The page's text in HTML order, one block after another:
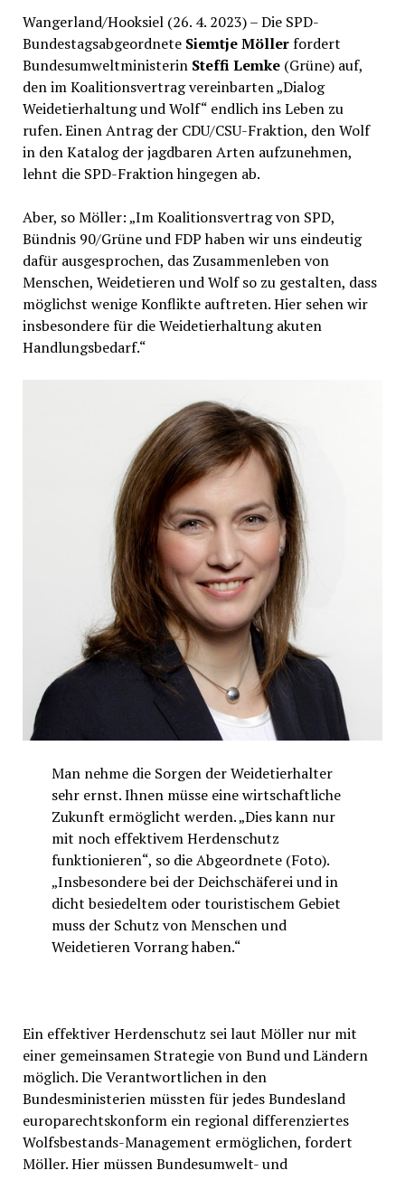
Wangerland/Hooksiel (26. 4. 2023) – Die SPD-
Bundestagsabgeordnete Siemtje Möllerfordert
Bundesumweltministerin Steffi Lemke(Grüne) auf,
den im Koalitionsvertrag vereinbarten „Dialog
Weidetierhaltung und Wolf“ endlich ins Leben zu
rufen. Einen Antrag der CDU/CSU-Fraktion, den Wolf
in den Katalog der jagdbaren Arten aufzunehmen,
lehnt die SPD-Fraktion hingegen ab.
Aber, so Möller: „Im Koalitionsvertrag von SPD,
Bündnis 90/Grüne und FDP haben wir uns eindeutig
dafür ausgesprochen, das Zusammenleben von
Menschen, Weidetieren und Wolf so zu gestalten, dass
möglichst wenige Konflikte auftreten. Hier sehen wir
insbesondere für die Weidetierhaltung akuten
Handlungsbedarf.“
Man nehme die Sorgen der Weidetierhalter
sehr ernst. Ihnen müsse eine wirtschaftliche
Zukunft ermöglicht werden. „Dies kann nur
mit noch effektivem Herdenschutz
funktionieren“, so die Abgeordnete (Foto).
„Insbesondere bei der Deichschäferei und in
dicht besiedeltem oder touristischem Gebiet
muss der Schutz von Menschen und
Weidetieren Vorrang haben.“
Ein effektiver Herdenschutz sei laut Möller nur mit
einer gemeinsamen Strategie von Bund und Ländern
möglich. Die Verantwortlichen in den
Bundesministerien müssten für jedes Bundesland
europarechtskonform ein regional differenziertes
Wolfsbestands-Management ermöglichen, fordert
Möller. Hier müssen Bundesumwelt- und